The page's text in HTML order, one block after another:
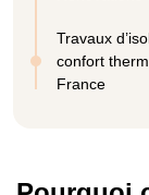
Travaux
confort
France